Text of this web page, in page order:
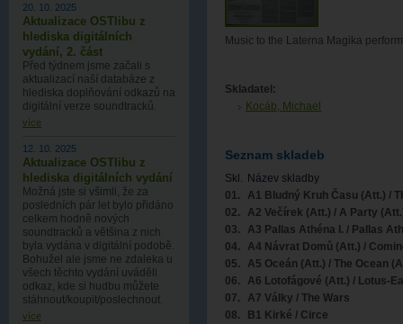
Music to the Laterna Magika
Skladatel:
Kocáb, Michael
Seznam skladeb
Skl.
Název skladby
01.
A1 Bludný Kruh Času (Att.) /
02.
A2 Večírek (Att.) / A Party
03.
A3 Pallas Athéna I. / Pallas
04.
A4 Návrat Domů (Att.) /
05.
A5 Oceán (Att.) / The Ocean
06.
A6 Lotofágové (Att.) / Lotus-
07.
A7 Války / The Wars
08.
B1 Kirké / Circe
20. 10. 2025
Aktualizace OSTlibu z
hlediska digitálních
vydání, 2. část
Před týdnem jsme začali s
aktualizací naší databáze z
hlediska doplňování odkazů na
digitální verze soundtracků.
více
12. 10. 2025
Aktualizace OSTlibu z
hlediska digitálních vydání
Možná jste si všimli, že za
posledních pár let bylo přidáno
celkem hodně nových
soundtracků a většina z nich
byla vydána v digitální podobě.
Bohužel ale jsme ne zdaleka u
všech těchto vydání uváděli
odkaz, kde si hudbu můžete
stáhnout/koupit/poslechnout.
více